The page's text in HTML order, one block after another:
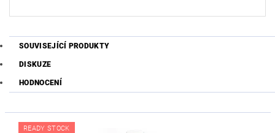
SOUVISEJÍCÍ PRODUKTY
DISKUZE
HODNOCENÍ
READY STOCK